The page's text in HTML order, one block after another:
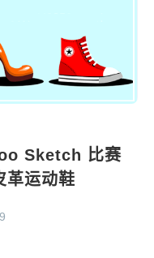
Sketch 比赛
革运动鞋